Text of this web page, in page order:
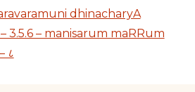
dhinacharyA
3.5.6 – manisarum maRRum
८